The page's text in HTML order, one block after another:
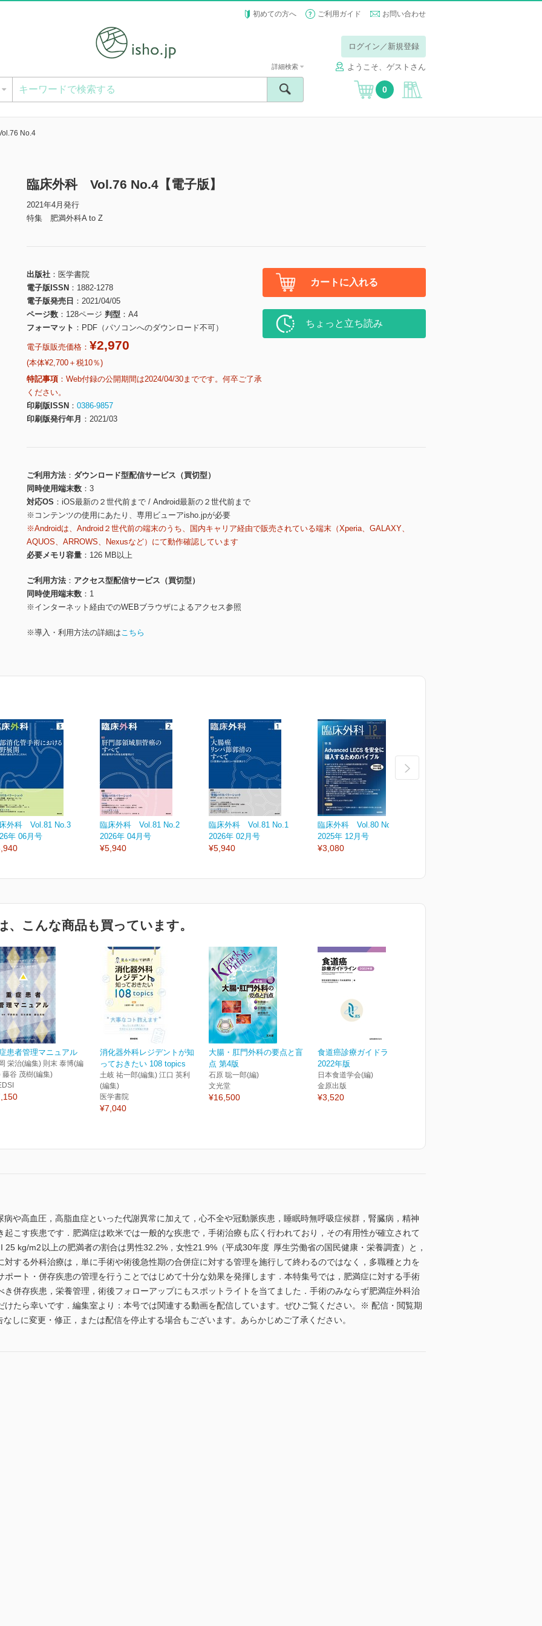
初めての方へ ご利用ガイド お問い合わせ
ログイン／新規登録
ようこそ、ゲストさん
詳細検索
0
No.4
臨床外科 Vol.76 No.4【電子版】
2021年4月発行
特集 肥満外科A to Z
出版社
医学書院
電子版ISSN
1882-1278
電子版発売日
2021/04/05
ページ数
128ページ 判型
A4
フォーマット
PDF（パソコンへのダウンロード不可）
電子版販売価格： ¥2,970
(本体¥2,700＋税10％)
特記事項
Web付録の公開期間は2024/04/30までです。何卒ご了承
ください。
印刷版ISSN
0386-9857
印刷版発行年月
2021/03
カートに入れる
ちょっと立ち読み
ご利用方法
ダウンロード型配信サービス（買切型）
同時使用端末数
3
対応OS
iOS最新の２世代前まで / Android最新の２世代前まで
※コンテンツの使用にあたり、専用ビューアisho.jpが必要
※Androidは、Android２世代前の端末のうち、国内キャリア経由で販売されている端末（Xperia、GALAXY、
AQUOS、ARROWS、Nexusなど）にて動作確認しています
必要メモリ容量
126 MB以上
ご利用方法
アクセス型配信サービス（買切型）
同時使用端末数
1
※インターネット経由でのWEBブラウザによるアクセス参照
※導入・利用方法の詳細はこちら
外科 Vol.81 No.3
年 06月号
臨床外科 Vol.81 No.2
2026年 04月号
¥5,940
臨床外科 Vol.81 No.1
2026年 02月号
¥5,940
臨床外科 Vol.80 No.13
2025年 12月号
¥3,080
、こんな商品も買っています。
患者管理マニュアル
栄治(編集) 則末 泰博(編
藤谷 茂樹(編集)
消化器外科レジデントが知
っておきたい 108 topics
土岐 祐一郎(編集) 江口 英利
(編集)
医学書院
¥7,040
大腸・肛門外科の要点と盲
点 第4版
石原 聡一郎(編)
文光堂
¥16,500
食道癌診療ガイドライン
2022年版
日本食道学会(編)
金原出版
¥3,520
や高血圧，高脂血症といった代謝異常に加えて，心不全や冠動脈疾患，睡眠時無呼吸症候群，腎臓病，精神
こす疾患です．肥満症は欧米では一般的な疾患で，手術治療も広く行われており，その有用性が確立されて
kg/m2 以上の肥満者の割合は男性32.2%，女性21.9%（平成30年度 厚生労働省の国民健康・栄養調査）と，
する外科治療は，単に手術や術後急性期の合併症に対する管理を施行して終わるのではなく，多職種と力を
ポート・併存疾患の管理を行うことではじめて十分な効果を発揮します．本特集号では，肥満症に対する手術
き併存疾患，栄養管理，術後フォローアップにもスポットライトを当てました．手術のみならず肥満症外科治
けたら幸いです．編集室より：本号では関連する動画を配信しています。ぜひご覧ください。※ 配信・閲覧期
しに変更・修正，または配信を停止する場合もございます。あらかじめご了承ください。